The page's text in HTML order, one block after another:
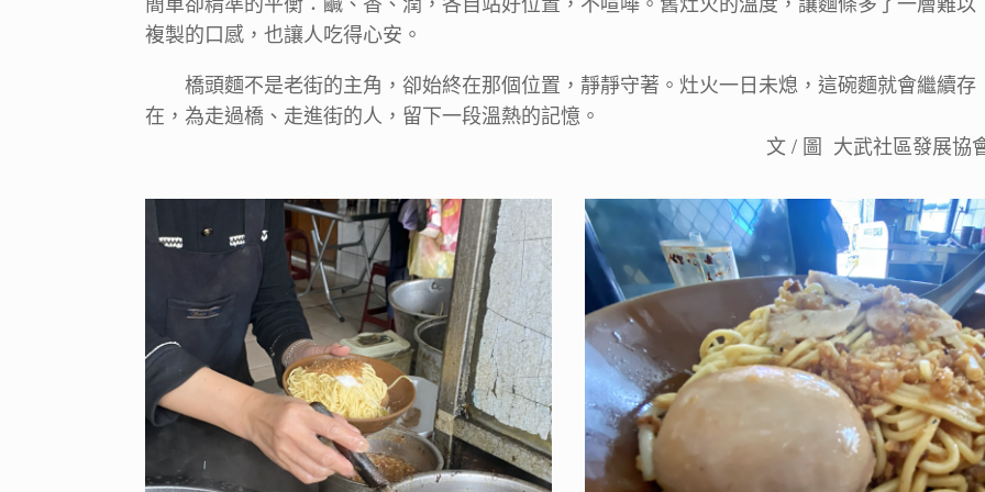
複製的口感，也讓人吃得心安。
橋頭麵不是老街的主角，卻始終在那個位置，靜靜守著。灶火一日未熄，這碗麵就會繼續存
在，為走過橋、走進街的人，留下一段溫熱的記憶。
文 / 圖 大武社區發展協